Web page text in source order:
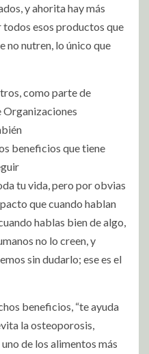
y ahorita hay más
esos productos que
no nutren, lo único que
como parte de
Organizaciones
beneficios que tiene
tu vida, pero por obvias
que cuando hablan
hablas bien de algo,
no lo creen, y
sin dudarlo; ese es el
beneficios, “te ayuda
la osteoporosis,
de los alimentos más